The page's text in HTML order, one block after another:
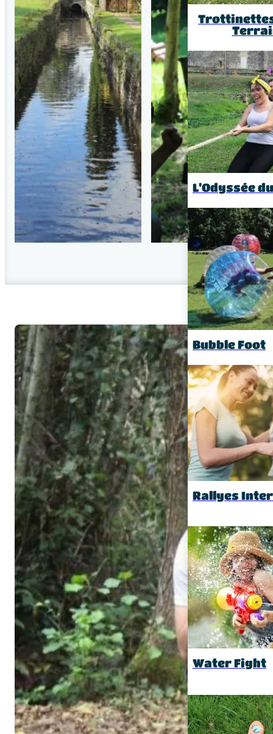
L’Odyssée
Bubble Foot
Rallyes
Water Fight